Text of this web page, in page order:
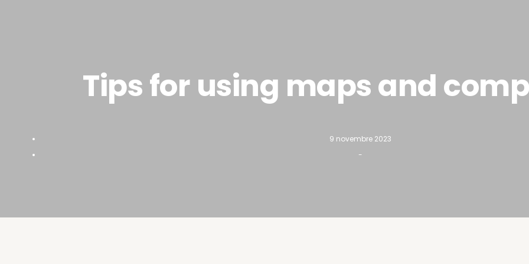
Tips for using maps and
9 novembre 2023
-